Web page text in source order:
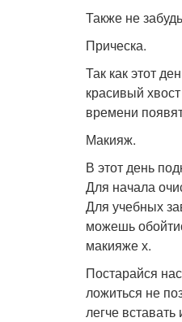
Также не
Прическа.
Так как этот
красивый
времени
Макияж.
В этот день
Для начала
Для учебных
можешь
макияже х.
Постарайся
ложиться не
легче